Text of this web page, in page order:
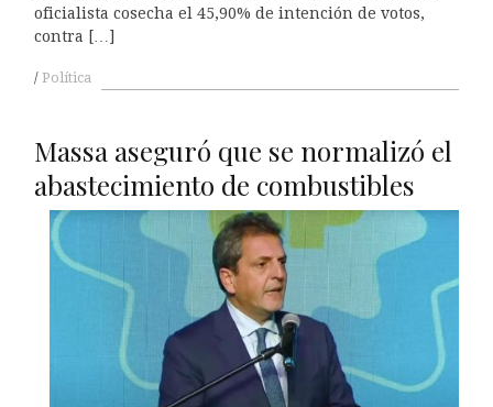
oficialista cosecha el 45,90% de intención de votos,
contra […]
Política
Massa aseguró que se normalizó el
abastecimiento de combustibles